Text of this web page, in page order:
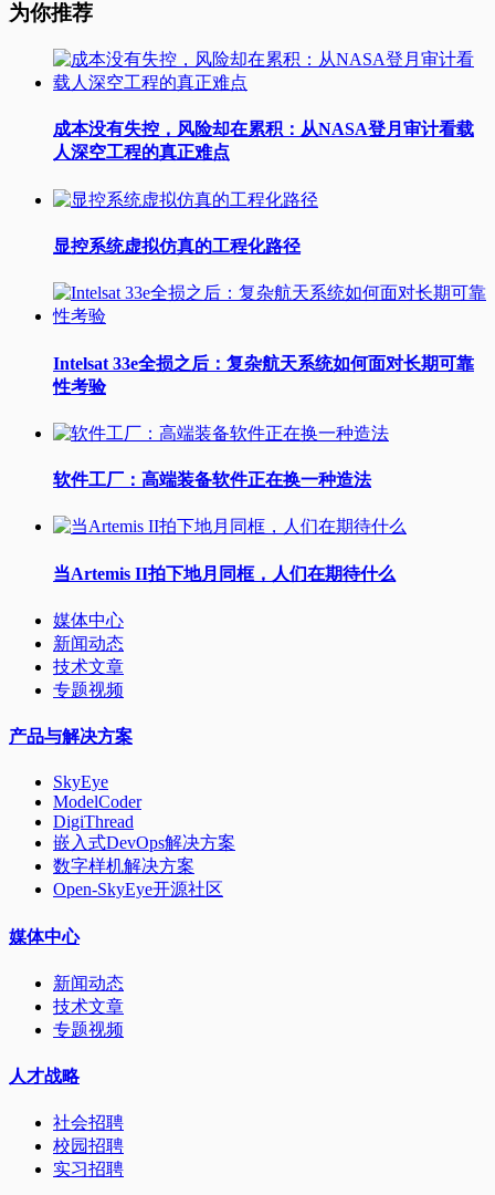
为你推荐
成本没有失控，风险却在累积：从NASA登月审计看载
人深空工程的真正难点
显控系统虚拟仿真的工程化路径
Intelsat 33e全损之后：复杂航天系统如何面对长期可靠
性考验
软件工厂：高端装备软件正在换一种造法
当Artemis II拍下地月同框，人们在期待什么
媒体中心
新闻动态
技术文章
专题视频
产品与解决方案
SkyEye
ModelCoder
DigiThread
嵌入式DevOps解决方案
数字样机解决方案
Open-SkyEye开源社区
媒体中心
新闻动态
技术文章
专题视频
人才战略
社会招聘
校园招聘
实习招聘